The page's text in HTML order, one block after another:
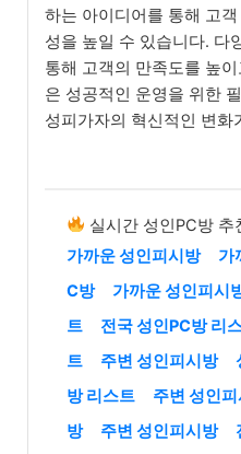
하는 아이디어를 통해 고
성을 높일 수 있습니다. 다
통해 고객의 만족도를 높
은 성공적인 운영을 위한
성피가자의 혁신적인 변화
실시간 성인PC방 추
가까운 성인피시방
가
C방
가까운 성인피시
트
전국 성인PC방 리
트
주변 성인피시방
방 리스트
주변 성인
방
주변 성인피시방